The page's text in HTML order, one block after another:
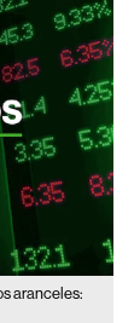
aranceles: